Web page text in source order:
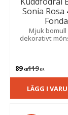
Sonia Rosa
Mjuk
dekorativt
89KR119KR
LÄGG I